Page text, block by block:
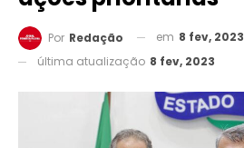
Por Redação em 8 fev, 2023
última atualização 8 fev, 2023